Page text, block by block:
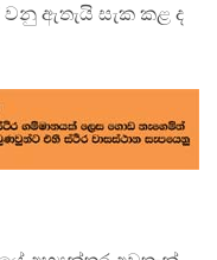
ඇතැයි සැක කළ ද